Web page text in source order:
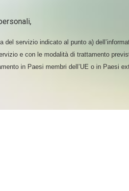
servizio indicato al punto a)
e con le modalità di trattamento
in Paesi membri dell’UE o in Paesi